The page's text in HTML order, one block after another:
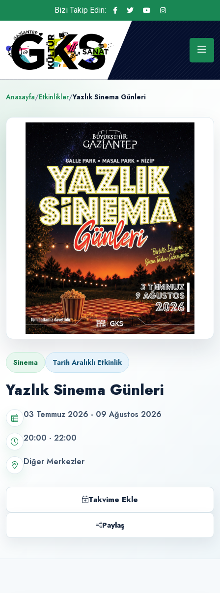
Bizi Takip Edin:
Anasayfa/Etkinlikler/Yazlık Sinema Günleri
Sinema Tarih Aralıklı Etkinlik
Yazlık Sinema Günleri
03 Temmuz 2026 - 09 Ağustos 2026
20:00 - 22:00
Diğer Merkezler
Takvime Ekle
Paylaş